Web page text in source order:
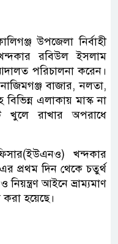
উপজেলা নির্বাহী
খন্দকার রবিউল ইসলাম
পরিচালনা করেন।
বাজার, নলতা,
এলাকায় মাস্ক না
রাখার অপরাধে
খন্দকার
প্রথম দিন থেকে চতুর্থ
আইনে ভ্রাম্যমাণ
হয়েছে।